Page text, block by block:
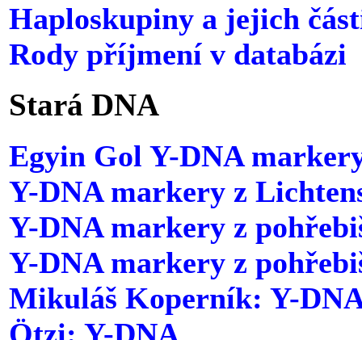
Haploskupiny a jejich
Rody příjmení v databázi
Stará DNA
Egyin Gol Y-DNA
Y-DNA markery z
Y-DNA markery z
Y-DNA markery z
Mikuláš Koperník: Y-